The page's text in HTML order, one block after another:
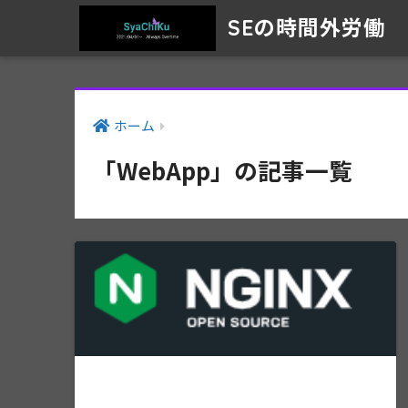
SEの時間外労働
ホーム
「WebApp」の記事一覧